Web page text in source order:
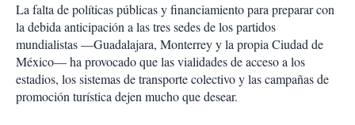
La falta de políticas públicas y financiamiento para preparar con
la debida anticipación a las tres sedes de los partidos
mundialistas —Guadalajara, Monterrey y la propia Ciudad de
México— ha provocado que las vialidades de acceso a los
estadios, los sistemas de transporte colectivo y las campañas de
promoción turística dejen mucho que desear.